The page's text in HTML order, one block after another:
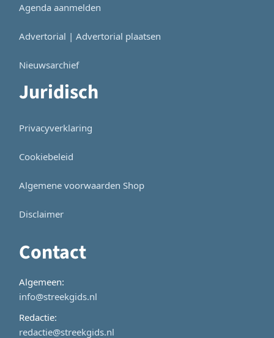
Agenda aanmelden
Advertorial | Advertorial plaatsen
Nieuwsarchief
Juridisch
Privacyverklaring
Cookiebeleid
Algemene voorwaarden Shop
Disclaimer
Contact
Algemeen:
info@streekgids.nl
Redactie:
redactie@streekgids.nl